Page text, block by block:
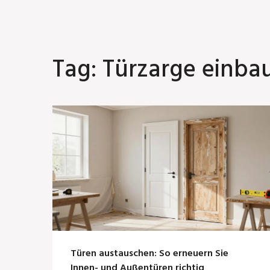
Tag: Türzarge
Türen austauschen: So erneuern Sie